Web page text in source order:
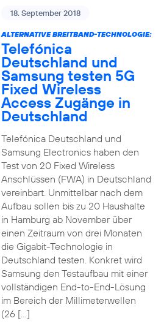
18. September 2018
ALTERNATIVE BREITBAND-TECHNOLOGIE:
Telefónica
Deutschland und
Samsung testen 5G
Fixed Wireless
Access Zugänge in
Deutschland
Telefónica Deutschland und
Samsung Electronics haben den
Test von 20 Fixed Wireless
Anschlüssen (FWA) in Deutschland
vereinbart. Unmittelbar nach dem
Aufbau sollen bis zu 20 Haushalte
in Hamburg ab November über
einen Zeitraum von drei Monaten
die Gigabit-Technologie in
Deutschland testen. Konkret wird
Samsung den Testaufbau mit einer
vollständigen End-to-End-Lösung
im Bereich der Millimeterwellen
(26 […]